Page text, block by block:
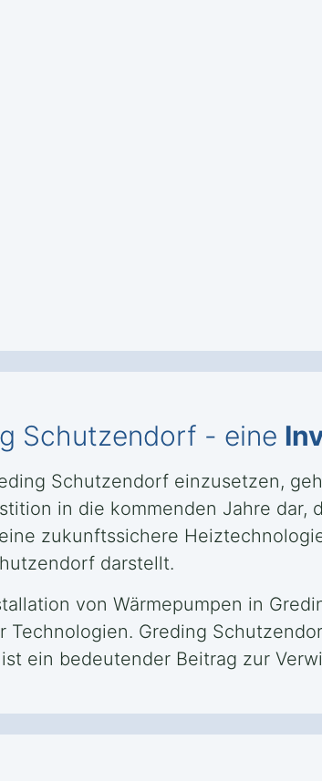
Schutzendorf - eine
Schutzendorf einzusetzen,
in die kommenden Jahre
zukunftssichere
darstellt.
von Wärmepumpen in
Technologien. Greding
ein bedeutender Beitrag zur